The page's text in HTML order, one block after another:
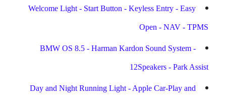
Welcome Light - Start Button - Keyless Entry - Easy
Open - NAV - TPMS
BMW OS 8.5 - Harman Kardon Sound System -
12Speakers - Park Assist
Day and Night Running Light - Apple Car-Play and